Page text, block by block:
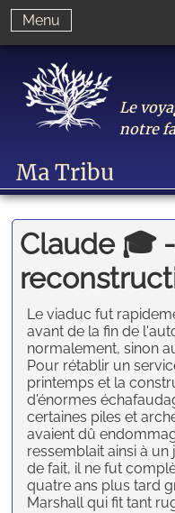
Ma Tribu
Le
notre
Menu
Claude 🎓
Le viaduc fut
avant de la fin de
normalement, sinon
Pour rétablir un
printemps et la
d'énormes
certaines piles et
avaient dû
ressemblait ainsi à
de fait, il ne fut
quatre ans plus tard
Marshall qui fit tant